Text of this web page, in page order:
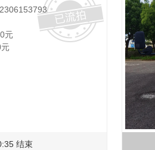
元
结束